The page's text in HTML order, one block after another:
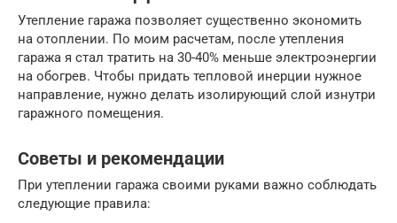
Утепление гаража позволяет существенно экономить
на отоплении. По моим расчетам, после утепления
гаража я стал тратить на 30-40% меньше электроэнергии
на обогрев. Чтобы придать тепловой инерции нужное
направление, нужно делать изолирующий слой изнутри
гаражного помещения.
Советы и рекомендации
При утеплении гаража своими руками важно соблюдать
следующие правила: